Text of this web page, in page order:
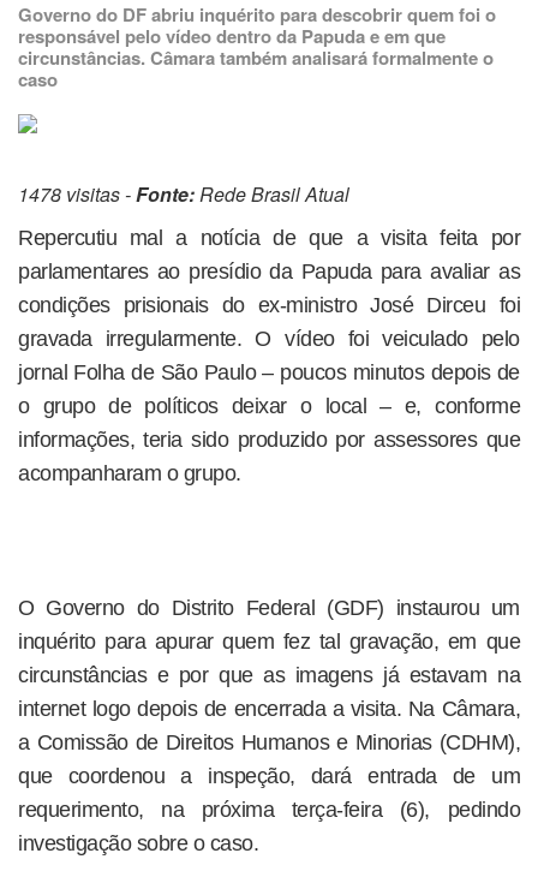
Governo do DF abriu inquérito para descobrir quem foi o
responsável pelo vídeo dentro da Papuda e em que
circunstâncias. Câmara também analisará formalmente o
caso
1478 visitas -Fonte:Rede Brasil Atual
Repercutiu mal a notícia de que a visita feita por
parlamentares ao presídio da Papuda para avaliar as
condições prisionais do ex-ministro José Dirceu foi
gravada irregularmente. O vídeo foi veiculado pelo
jornal Folha de São Paulo – poucos minutos depois de
o grupo de políticos deixar o local – e, conforme
informações, teria sido produzido por assessores que
acompanharam o grupo.
O Governo do Distrito Federal (GDF) instaurou um
inquérito para apurar quem fez tal gravação, em que
circunstâncias e por que as imagens já estavam na
internet logo depois de encerrada a visita. Na Câmara,
a Comissão de Direitos Humanos e Minorias (CDHM),
que coordenou a inspeção, dará entrada de um
requerimento, na próxima terça-feira (6), pedindo
investigação sobre o caso.